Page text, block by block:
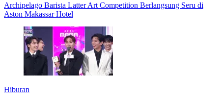
Archipelago Barista Latter Art Competition Berlangsung Seru di
Aston Makassar Hotel
Hiburan